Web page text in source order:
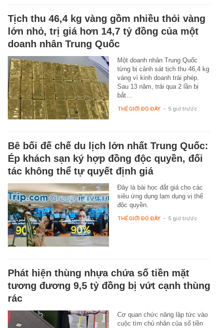
Tịch thu 46,4 kg vàng gồm nhiều thỏi vàng
lớn nhỏ, trị giá hơn 14,7 tỷ đồng của một
doanh nhân Trung Quốc
Một doanh nhân Trung Quốc
từng bị cảnh sát tịch thu 46,4 kg
vàng vì kinh doanh trái phép.
Sau 13 năm, trải qua 2 lần bị
bắt…
THẾ GIỚI ĐÓ ĐÂY - 5 giờ trước
Bê bối đế chế du lịch lớn nhất Trung Quốc:
Ép khách sạn ký hợp đồng độc quyền, đối
tác không thể tự quyết định giá
Đây là bài học đắt giá cho các
siêu ứng dụng lạm dụng vị thế
độc quyền.
THẾ GIỚI ĐÓ ĐÂY - 5 giờ trước
Phát hiện thùng nhựa chứa số tiền mặt
tương đương 9,5 tỷ đồng bị vứt cạnh thùng
rác
Cơ quan chức năng lập tức vào
cuộc tìm chủ nhân của số tiền